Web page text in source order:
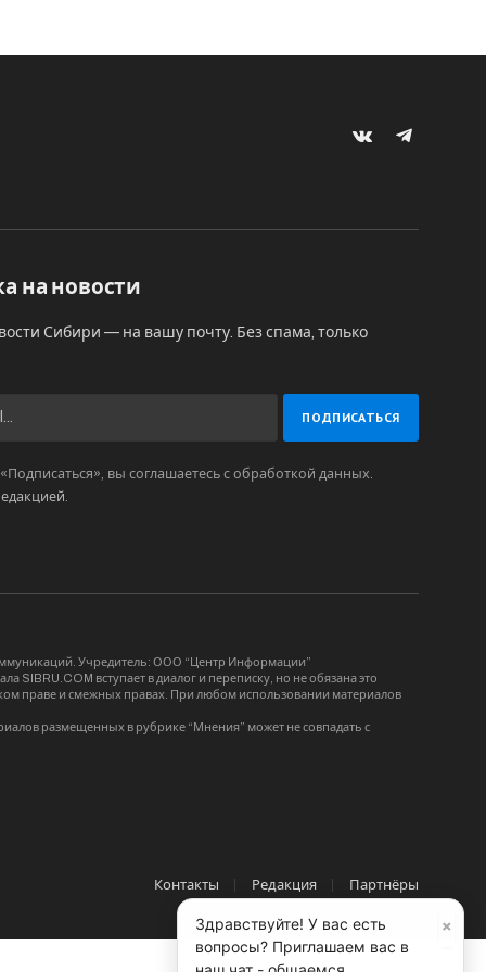
VKontakteTelegram
на новости
Сибири — на вашу почту. Без спама, только
вы соглашаетесь с обработкой данных.
.
Учредитель: ООО “Центр Информации”
SIBRU.COM вступает в диалог и переписку, но не обязана это
праве и смежных правах. При любом использовании материалов
размещенных в рубрике “Мнения” может не совпадать с
Контакты Редакция Партнёры
×
Здравствуйте! У вас есть
вопросы? Приглашаем вас в